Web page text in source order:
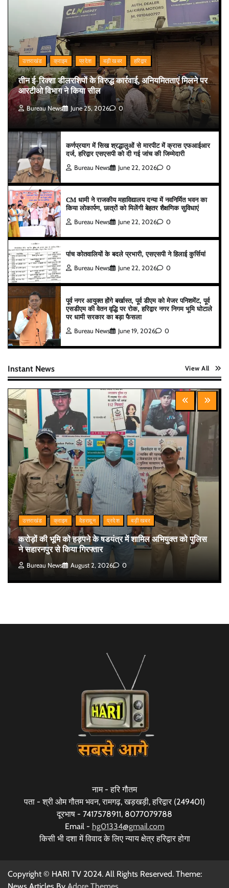
उत्तराखंड क्राइम प्रदेश बड़ी खबर हरिद्वार
तीन ई-रिक्शा डीलरशिपों के विरुद्ध कार्रवाई, अनियमितताएं मिलने पर
आरटीओ विभाग ने किया सील
Bureau News June 25, 2026 0
कर्णप्रयाग में सिख श्रद्धालुओं से मारपीट में क्रास एफआईआर
दर्ज, हरिद्वार एसएसपी को दी गई जांच की जिम्मेदारी
Bureau News June 22, 2026 0
CM धामी ने राजकीय महाविद्यालय दन्या में नवनिर्मित भवन का
किया लोकार्पण, छात्रों को मिलेंगी बेहतर शैक्षणिक सुविधाएं
Bureau News June 22, 2026 0
पांच कोतवालियों के बदले प्रभारी, एसएसपी ने हिलाई कुर्सियां
Bureau News June 22, 2026 0
पूर्व नगर आयुक्त होंगे बर्खास्त, पूर्व डीएम को मेजर पनिशमेंट, पूर्व
एसडीएम की वेतन वृद्धि पर रोक, हरिद्वार नगर निगम भूमि घोटाले
पर धामी सरकार का बड़ा फैसला
Bureau News June 19, 2026 0
Instant News View All
उत्तराखंड क्राइम देहरादून प्रदेश बड़ी खबर
करोड़ों की भूमि को हड़पने के षडयंत्र में शामिल अभियुक्त को पुलिस
ने सहारनपुर से किया गिरफ्तार
Bureau News August 2, 2026 0
नाम - हरि गौतम
पता - श्री ओम गौतम भवन, रामगढ़, खड़खड़ी, हरिद्वार (249401)
दूरभाष - 7417578911, 8077079788
Email - hg01334@gmail.com
किसी भी दशा में विवाद के लिए न्याय क्षेत्र हरिद्वार होगा
Copyright © HARI TV 2024. All Rights Reserved. Theme: